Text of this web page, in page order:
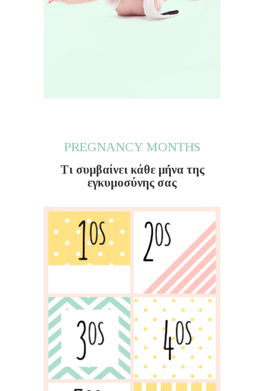
PREGNANCY MONTHS
Τι συμβαίνει κάθε μήνα της
εγκυμοσύνης σας